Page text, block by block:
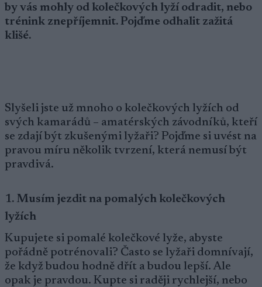
by vás mohly od kolečkových lyží odradit, nebo
trénink znepříjemnit. Pojďme odhalit zažitá
klišé.
Slyšeli jste už mnoho o kolečkových lyžích od
svých kamarádů – amatérských závodníků, kteří
se zdají být zkušenými lyžaři? Pojďme si uvést na
pravou míru několik tvrzení, která nemusí být
pravdivá.
1. Musím jezdit na pomalých kolečkových
lyžích
Kupujete si pomalé kolečkové lyže, abyste
pořádně potrénovali? Často se lyžaři domnívají,
že když budou hodně dřít a budou lepší. Ale
opak je pravdou. Kupte si raději rychlejší, nebo